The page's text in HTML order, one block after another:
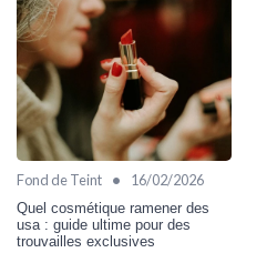
Fond de Teint • 16/02/2026
Quel cosmétique ramener des
usa : guide ultime pour des
trouvailles exclusives